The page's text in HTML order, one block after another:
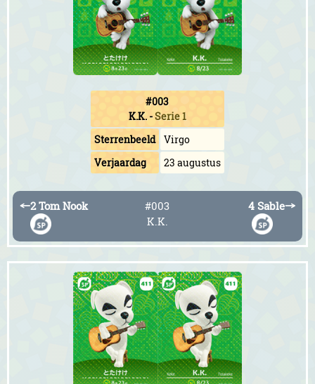
#003
K.K.-Serie 1
Sterrenbeeld
Virgo
Verjaardag
23 augustus
←2 Tom Nook
#003
K.K.
4 Sable→